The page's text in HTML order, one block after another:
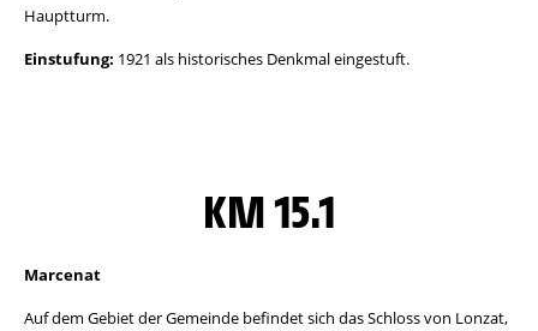
Hauptturm.
Einstufung: 1921 als historisches Denkmal eingestuft.
KM 15.1
Marcenat
Auf dem Gebiet der Gemeinde befindet sich das Schloss von Lonzat,